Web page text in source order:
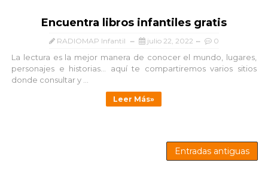
Encuentra libros infantiles gratis
RADIOMAP Infantil julio 22, 2022 0
La lectura es la mejor manera de conocer el mundo, lugares,
personajes e historias... aquí te compartiremos varios sitios
donde consultar y ...
Leer Más»
Entradas antiguas